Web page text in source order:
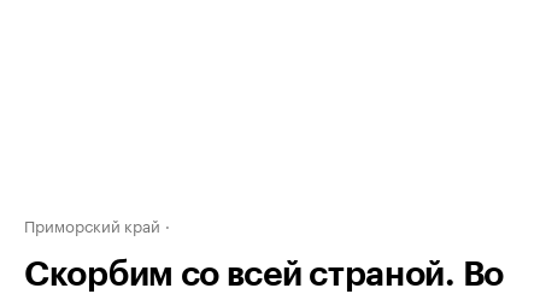
Приморский край
Скорбим со всей страной. Во